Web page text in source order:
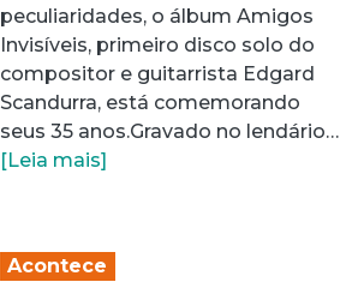
peculiaridades, o álbum Amigos
Invisíveis, primeiro disco solo do
compositor e guitarrista Edgard
Scandurra, está comemorando
seus 35 anos.Gravado no lendário…
[Leia mais]
Acontece